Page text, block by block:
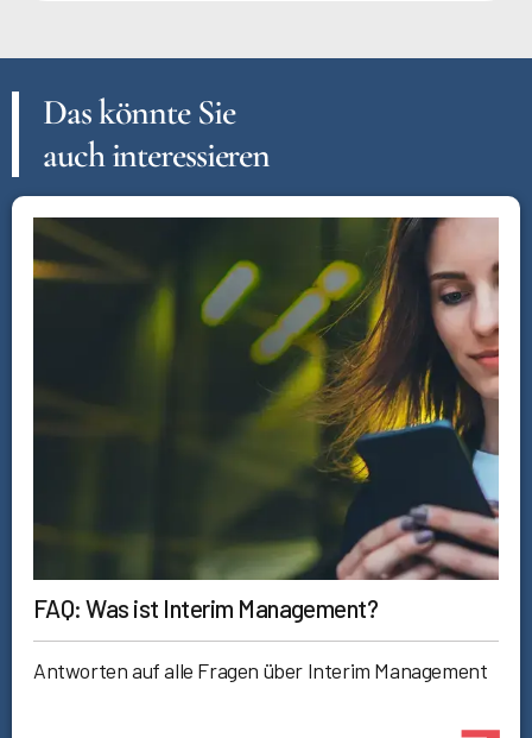
Das könnte Sie
auch interessieren
FAQ: Was ist Interim Management?
Antworten auf alle Fragen über Interim Management